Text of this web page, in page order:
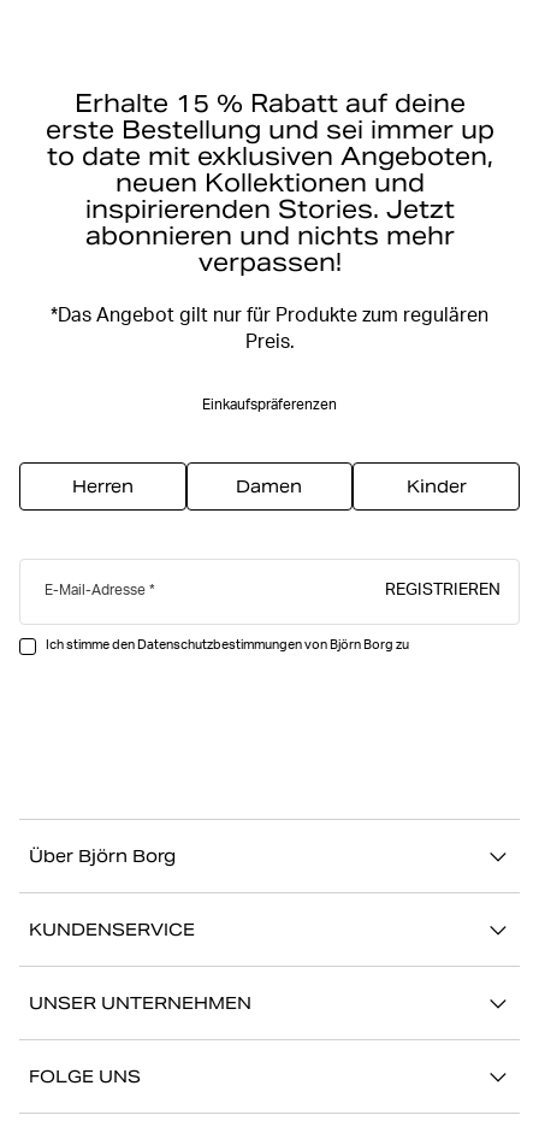
Erhalte 15 % Rabatt auf deine
erste Bestellung und sei immer up
to date mit exklusiven Angeboten,
neuen Kollektionen und
inspirierenden Stories. Jetzt
abonnieren und nichts mehr
verpassen!
*Das Angebot gilt nur für Produkte zum regulären
Preis.
Einkaufspräferenzen
Herren Damen Kinder
E-Mail-Adresse REGISTRIEREN
Ich stimme den Datenschutzbestimmungen von Björn Borg zu
Über Björn Borg
Geschichten
Storefinder
KUNDENSERVICE
Zurückkehren/Beanspruchen
Mein Konto
UNSER UNTERNEHMEN
FOLGE UNS